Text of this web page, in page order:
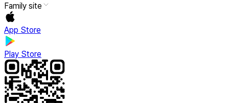
Family site
App Store
Play Store